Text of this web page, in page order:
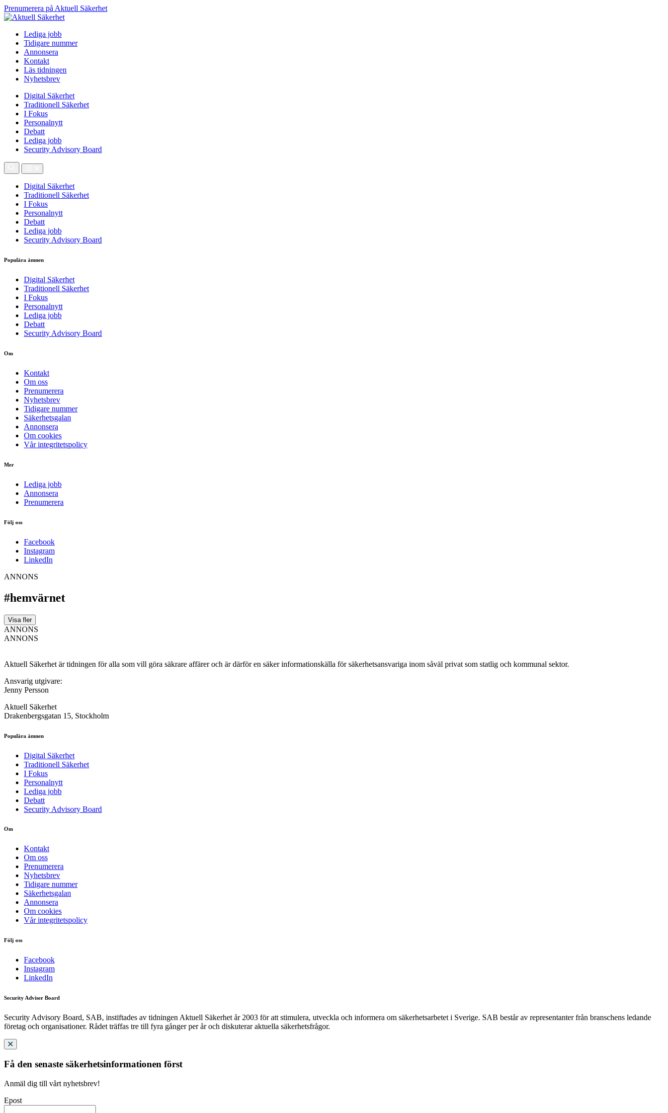
Prenumerera på Aktuell Säkerhet
Lediga jobb
Tidigare nummer
Annonsera
Kontakt
Läs tidningen
Nyhetsbrev
Digital Säkerhet
Traditionell Säkerhet
I Fokus
Personalnytt
Debatt
Lediga jobb
Security Advisory Board
Digital Säkerhet
Traditionell Säkerhet
I Fokus
Personalnytt
Debatt
Lediga jobb
Security Advisory Board
Populära ämnen
Digital Säkerhet
Traditionell Säkerhet
I Fokus
Personalnytt
Lediga jobb
Debatt
Security Advisory Board
Om
Kontakt
Om oss
Prenumerera
Nyhetsbrev
Tidigare nummer
Säkerhetsgalan
Annonsera
Om cookies
Vår integritetspolicy
Mer
Lediga jobb
Annonsera
Prenumerera
Följ oss
Facebook
Instagram
LinkedIn
ANNONS
#hemvärnet
Visa fler
ANNONS
ANNONS
Aktuell Säkerhet är tidningen för alla som vill göra säkrare affärer och är därför en säker informationskälla för säkerhets­ansvariga inom såväl privat som statlig och kommunal sektor.
Ansvarig utgivare:
Jenny Persson
Aktuell Säkerhet
Drakenbergsgatan 15, Stockholm
Populära ämnen
Digital Säkerhet
Traditionell Säkerhet
I Fokus
Personalnytt
Lediga jobb
Debatt
Security Advisory Board
Om
Kontakt
Om oss
Prenumerera
Nyhetsbrev
Tidigare nummer
Säkerhetsgalan
Annonsera
Om cookies
Vår integritetspolicy
Följ oss
Facebook
Instagram
LinkedIn
Security Adviser Board
Security Advisory Board, SAB, instiftades av tidningen Aktuell Säkerhet år 2003 för att stimulera, utveckla och informera om säkerhetsarbetet i Sverige. SAB består av representanter från branschens ledande
företag och organisationer. Rådet träffas tre till fyra gånger per år och diskuterar aktuella säkerhetsfrågor.
Få den senaste säkerhetsinformationen först
Anmäl dig till vårt nyhetsbrev!
Epost